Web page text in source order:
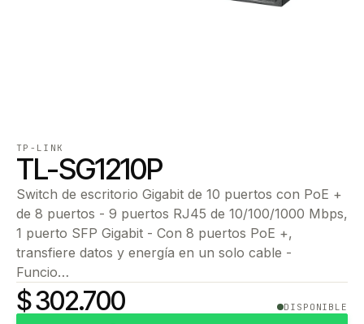
TP-LINK
TL-SG1210P
Switch de escritorio Gigabit de 10 puertos con PoE +
de 8 puertos - 9 puertos RJ45 de 10/100/1000 Mbps,
1 puerto SFP Gigabit - Con 8 puertos PoE +,
transfiere datos y energía en un solo cable -
Funcio…
$ 302.700 DISPONIBLE